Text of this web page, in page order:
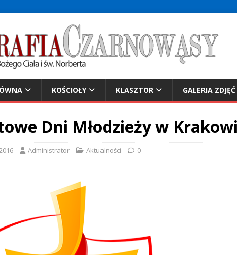
KOŚCIOŁY KLASZTOR GALERIA ZDJĘĆ
Dni Młodzieży w
Administrator Aktualności 0